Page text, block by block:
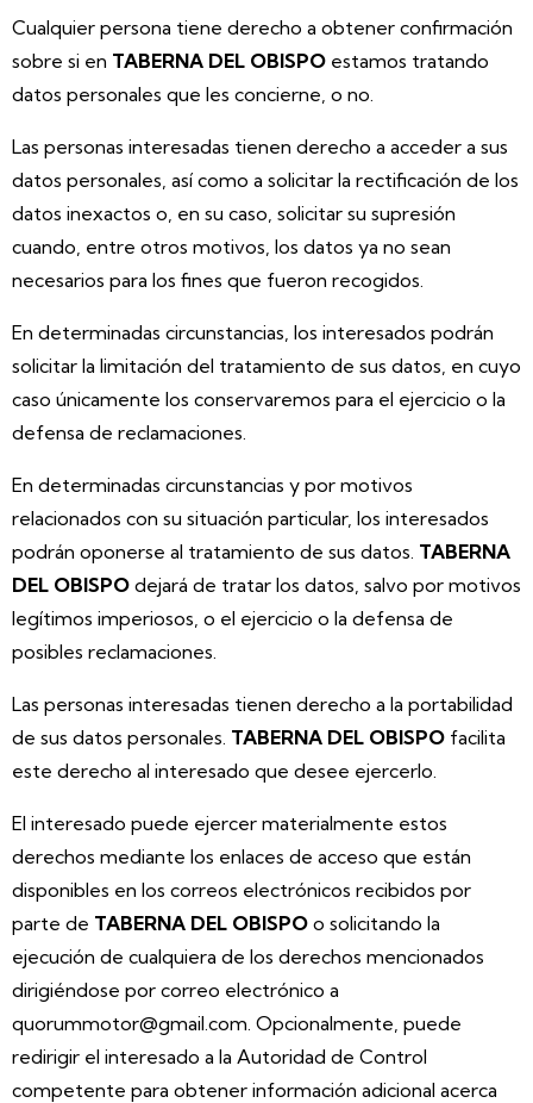
Cualquier persona tiene derecho a obtener confirmación
sobre si en TABERNA DEL OBISPO estamos tratando
datos personales que les concierne, o no.
Las personas interesadas tienen derecho a acceder a sus
datos personales, así como a solicitar la rectificación de los
datos inexactos o, en su caso, solicitar su supresión
cuando, entre otros motivos, los datos ya no sean
necesarios para los fines que fueron recogidos.
En determinadas circunstancias, los interesados podrán
solicitar la limitación del tratamiento de sus datos, en cuyo
caso únicamente los conservaremos para el ejercicio o la
defensa de reclamaciones.
En determinadas circunstancias y por motivos
relacionados con su situación particular, los interesados
podrán oponerse al tratamiento de sus datos. TABERNA
DEL OBISPO dejará de tratar los datos, salvo por motivos
legítimos imperiosos, o el ejercicio o la defensa de
posibles reclamaciones.
Las personas interesadas tienen derecho a la portabilidad
de sus datos personales. TABERNA DEL OBISPO facilita
este derecho al interesado que desee ejercerlo.
El interesado puede ejercer materialmente estos
derechos mediante los enlaces de acceso que están
disponibles en los correos electrónicos recibidos por
parte de TABERNA DEL OBISPO o solicitando la
ejecución de cualquiera de los derechos mencionados
dirigiéndose por correo electrónico a
quorummotor@gmail.com. Opcionalmente, puede
redirigir el interesado a la Autoridad de Control
competente para obtener información adicional acerca